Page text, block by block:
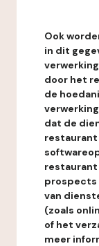
Ook
in dit
door het
de
dat de
restaurant
restaurant
prospects
van
(zoals
of het
meer